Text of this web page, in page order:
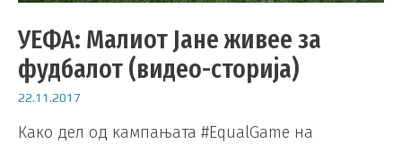
УЕФА: Малиот Јане живее за
фудбалот (видео-сторија)
22.11.2017
Како дел од кампањата #EqualGame на